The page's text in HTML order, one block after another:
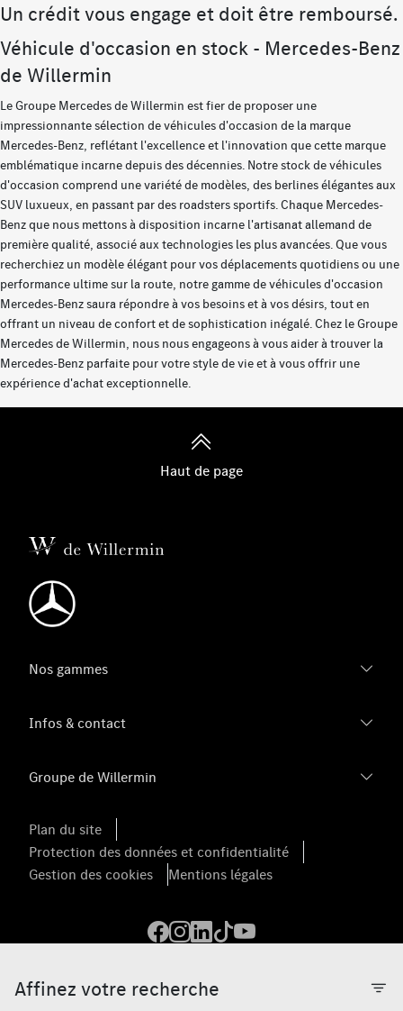
Affinez votre recherche
Un crédit vous engage et doit être remboursé.
Véhicule d'occasion en stock - Mercedes-Benz
de Willermin
Le Groupe Mercedes de Willermin est fier de proposer une
impressionnante sélection de véhicules d'occasion de la marque
Mercedes-Benz, reflétant l'excellence et l'innovation que cette marque
emblématique incarne depuis des décennies. Notre stock de véhicules
d'occasion comprend une variété de modèles, des berlines élégantes aux
SUV luxueux, en passant par des roadsters sportifs. Chaque Mercedes-
Benz que nous mettons à disposition incarne l'artisanat allemand de
première qualité, associé aux technologies les plus avancées. Que vous
recherchiez un modèle élégant pour vos déplacements quotidiens ou une
performance ultime sur la route, notre gamme de véhicules d'occasion
Mercedes-Benz saura répondre à vos besoins et à vos désirs, tout en
offrant un niveau de confort et de sophistication inégalé. Chez le Groupe
Mercedes de Willermin, nous nous engageons à vous aider à trouver la
Mercedes-Benz parfaite pour votre style de vie et à vous offrir une
expérience d'achat exceptionnelle.
Haut de page
Nos gammes
Infos & contact
Groupe de Willermin
Plan du site
Protection des données et confidentialité
Gestion des cookies
Mentions légales